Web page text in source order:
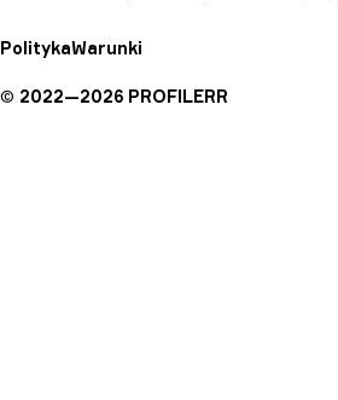
PolitykaWarunki
© 2022—2026 PROFILERR